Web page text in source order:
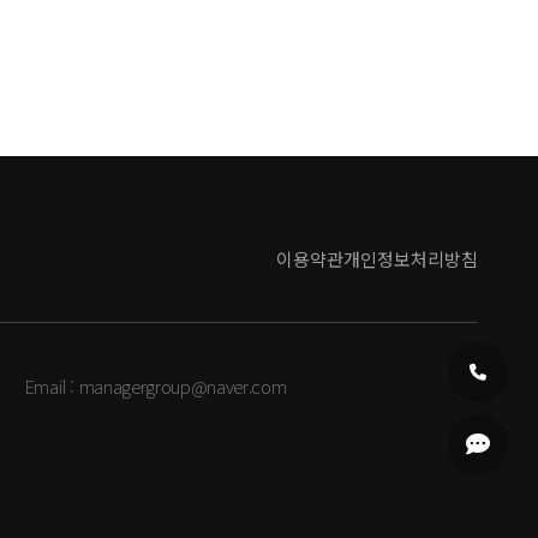
이용약관개인정보처리방침
Email : managergroup@naver.com